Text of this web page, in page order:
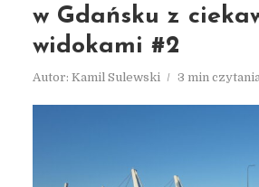
w Gdańsku z
widokami #2
Autor: Kamil Sulewski 3 min czytania